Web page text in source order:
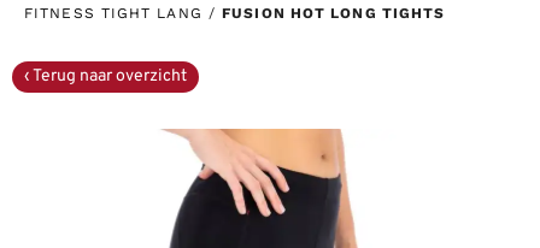
FITNESS TIGHT LANG /FUSION HOT LONG TIGHTS